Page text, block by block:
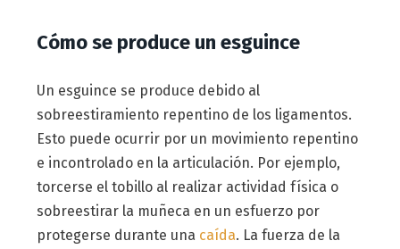
Cómo se produce un esguince
Un esguince se produce debido al
sobreestiramiento repentino de los ligamentos.
Esto puede ocurrir por un movimiento repentino
e incontrolado en la articulación. Por ejemplo,
torcerse el tobillo al realizar actividad física o
sobreestirar la muñeca en un esfuerzo por
protegerse durante una caída. La fuerza de la